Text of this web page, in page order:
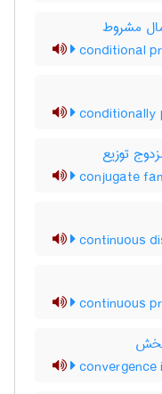
مشروط
conditional
توزیع
conjugate
continuous
continuous
پخش